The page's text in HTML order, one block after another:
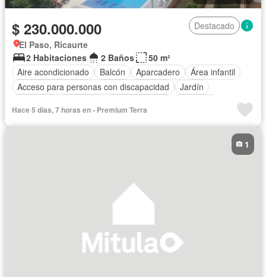
$ 230.000.000
Destacado
El Paso, Ricaurte
2 Habitaciones
2 Baños
50 m²
Aire acondicionado
Balcón Aparcadero
Área infantil
Acceso para personas con discapacidad
Jardín
Gas natural
Vista panorámica
Hace 5 días, 7 horas en - Premium Terra
1